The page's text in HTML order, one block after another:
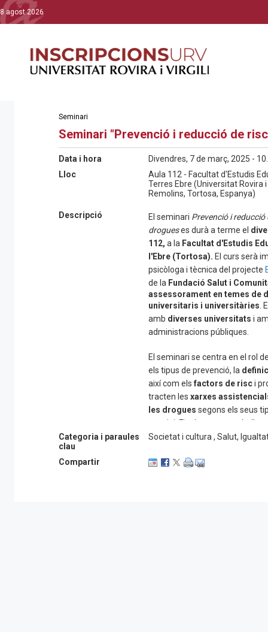
8 agost 2026
Seminari
Seminari "Prevenció i reducció de
Data i hora
Divendres, 7 de març, 2025 -
Lloc
Aula 112 - Facultat d'Estudis
Terres Ebre (Universitat Rovira
Remolins, Tortosa, Espanya)
Descripció El seminari Prevenció i reducció
drogueses durà a terme el
112, a la Facultat d'Estudis
l'Ebre (Tortosa). El curs serà
psicòloga i tècnica del projecte
de la Fundació Salut i
assessorament en temes de
universitaris i universitàries .
amb diverses universitats i
administracions públiques.
El seminari se centra en el rol
els tipus de prevenció, la
així com els factors de risci
tracten les xarxes
les drogues segons els seus
termini. Finalment, es treballen
riscos, fent especial èmfasi
Categoria i paraules
clau
Societat i cultura , Salut,
Compartir